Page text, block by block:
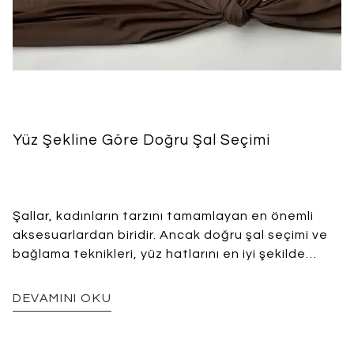
Yüz Şekline Göre Doğru Şal Seçimi
Şallar, kadınların tarzını tamamlayan en önemli
aksesuarlardan biridir. Ancak doğru şal seçimi ve
bağlama teknikleri, yüz hatlarını en iyi şekilde
şekline göre doğru şal seçimi ve bağlama
önerilerini paylaşacağız. Böylece yüz hatlarınıza
DEVAMINI OKU